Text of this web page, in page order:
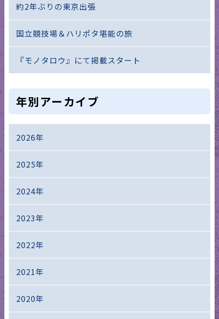
約2年ぶりの東京出張
国立競技場＆ハリポタ堪能の旅
『モノタロウ』にて掲載スタート
年別アーカイブ
2026年
2025年
2024年
2023年
2022年
2021年
2020年